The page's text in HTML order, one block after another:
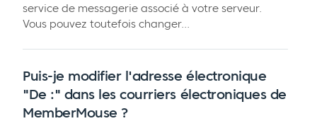
service de messagerie associé à votre serveur.
Vous pouvez toutefois changer...
Puis-je modifier l'adresse électronique
"De :" dans les courriers électroniques de
MemberMouse ?